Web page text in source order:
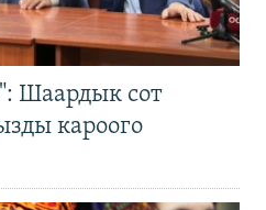
Шаардык сот
кароого